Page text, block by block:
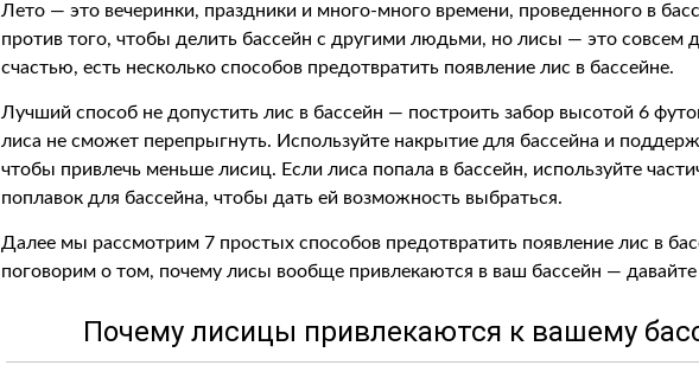
Лето — это вечеринки, праздники и много-много времени, проведенного в
против того, чтобы делить бассейн с другими людьми, но лисы — это совсем
счастью, есть несколько способов предотвратить появление лис в бассейне.
Лучший способ не допустить лис в бассейн — построить забор высотой 6
лиса не сможет перепрыгнуть. Используйте накрытие для бассейна и
чтобы привлечь меньше лисиц. Если лиса попала в бассейн, используйте
поплавок для бассейна, чтобы дать ей возможность выбраться.
Далее мы рассмотрим 7 простых способов предотвратить появление лис в
поговорим о том, почему лисы вообще привлекаются в ваш бассейн — давайте
Почему лисицы привлекаются к вашему